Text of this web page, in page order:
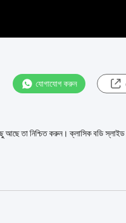
যোগাযোগ করুন
তা নিশ্চিত করুন। ক্লাসিক বডি স্লাইড